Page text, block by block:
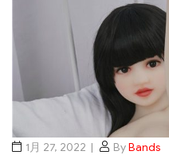
1月 27, 2022 ByBands